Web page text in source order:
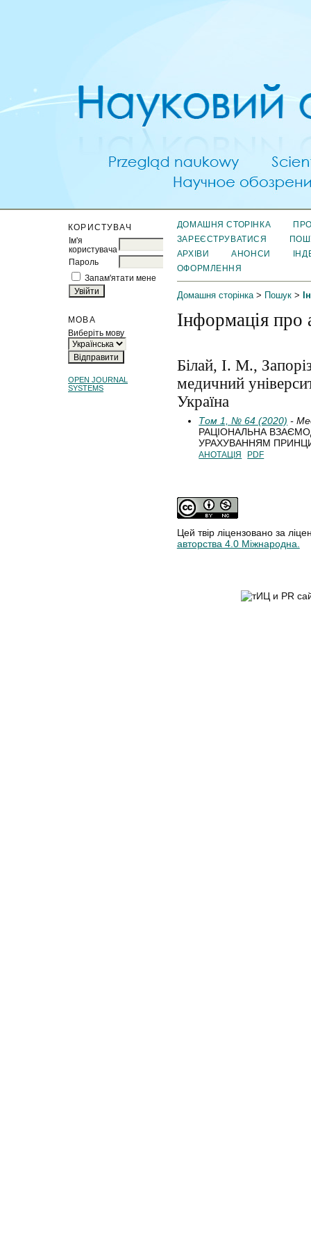
КОРИСТУВАЧ
Ім'я
користувача
Пароль
Запам'ятати мене
МОВА
Виберіть мову
OPEN JOURNAL
SYSTEMS
ДОМАШНЯ СТОРІНКА
ЗАРЕЄСТРУВАТИСЯ
АРХІВИ
АНОНСИ
ОФОРМЛЕННЯ
Домашня сторінка> Пошук>
Інформація про
Білай, І. М.,
медичний
Україна
Том 1, № 64 (2020) -
РАЦІОНАЛЬНА
УРАХУВАННЯМ
АНОТАЦІЯ PDF
Цей твір ліцензовано за
авторства 4.0 Міжнародна.